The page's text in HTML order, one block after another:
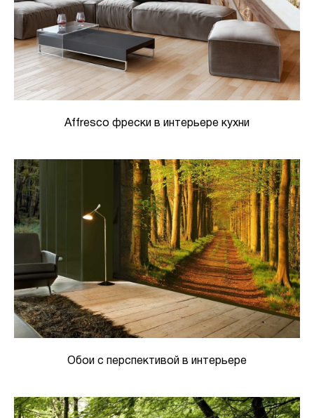
Affresco фрески в интерьере кухни
Обои с перспективой в интерьере